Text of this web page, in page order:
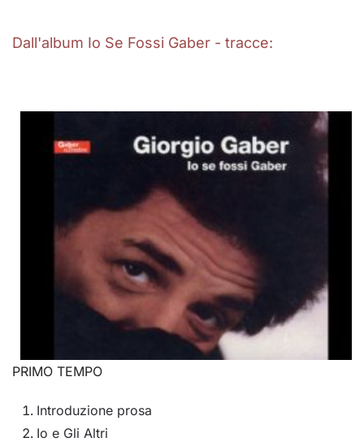
Dall'album Io Se Fossi Gaber - tracce:
PRIMO TEMPO
Introduzione prosa
Io e Gli Altri